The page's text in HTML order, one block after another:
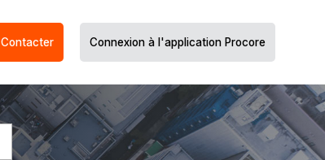
Contacter Connexion à l'application Procore